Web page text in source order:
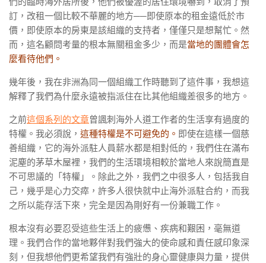
訂，改租一個比較不華麗的地方──即使原本的租金遠低於市
價，即使原本的房東是該組織的支持者，僅僅只是想幫忙。然
而，這名顧問考量的根本無關租金多少，而是當地的團體會怎
麼看待他們。
幾年後，我在非洲為同一個組織工作時聽到了這件事，我想這
解釋了我們為什麼永遠被指派住在比其他組織差很多的地方。
之前這個系列的文章曾諷刺海外人道工作者的生活享有過度的
特權。我必須說， 這種特權是不可避免的。 即使在這樣一個慈
善組織，它的海外派駐人員薪水都是相對低的，我們住在滿布
泥塵的茅草木屋裡，我們的生活環境相較於當地人來說簡直是
不可思議的「特權」。除此之外，我們之中很多人，包括我自
己，幾乎是心力交瘁，許多人很快就中止海外派駐合約，而我
之所以能存活下來，完全是因為剛好有一份兼職工作。
根本沒有必要忍受這些生活上的疲憊、疾病和艱困，毫無道
理。我們合作的當地夥伴對我們強大的使命感和責任感印象深
刻，但我想他們更希望我們有強壯的身心靈健康與力量，提供